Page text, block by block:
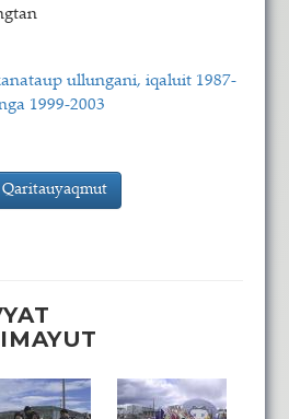
ullungani, iqaluit 1987-
1999-2003